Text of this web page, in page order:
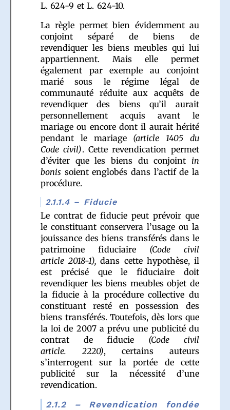
L. 624-9 et L. 624-10.
La règle permet bien évidemment au
conjoint séparé de biens de
revendiquer les biens meubles qui lui
appartiennent. Mais elle permet
également par exemple au conjoint
marié sous le régime légal de
communauté réduite aux acquêts de
revendiquer des biens qu’il aurait
personnellement acquis avant le
mariage ou encore dont il aurait hérité
pendant le mariage (article 1405 du
Code civil). Cette revendication permet
d’éviter que les biens du conjoint in
bonis soient englobés dans l’actif de la
procédure.
2.1.1.4 – Fiducie
Le contrat de fiducie peut prévoir que
le constituant conservera l’usage ou la
jouissance des biens transférés dans le
patrimoine fiduciaire (Code civil
article 2018-1), dans cette hypothèse, il
est précisé que le fiduciaire doit
revendiquer les biens meubles objet de
la fiducie à la procédure collective du
constituant resté en possession des
biens transférés. Toutefois, dès lors que
la loi de 2007 a prévu une publicité du
contrat de fiducie (Code civil
article. 2220), certains auteurs
s’interrogent sur la portée de cette
publicité sur la nécessité d’une
revendication.
2.1.2 – Revendication fondée